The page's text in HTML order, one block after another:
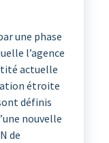
une phase
l’agence
actuelle
étroite
définis
nouvelle
de